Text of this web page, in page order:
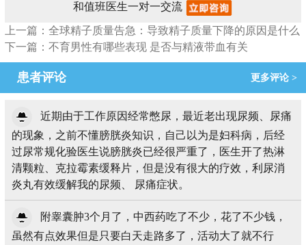
和值班医生一对一交流
上一篇：全球精子质量告急：导致精子质量下降的原因是什么
下一篇：不育男性有哪些表现 是否与精液带血有关
患者评论 更多评论 >
近期由于工作原因经常憋尿，最近老出现尿频、尿痛
的现象，之前不懂膀胱炎知识，自己以为是妇科病，后经
过尿常规化验医生说膀胱炎已经很严重了，医生开了热淋
清颗粒、克拉霉素缓释片，但是没有很大的疗效，利尿消
炎丸有效缓解我的尿频、 尿痛症状。
附睾囊肿3个月了，中西药吃了不少，花了不少钱，
虽然有点效果但是只要白天走路多了，活动大了就不行